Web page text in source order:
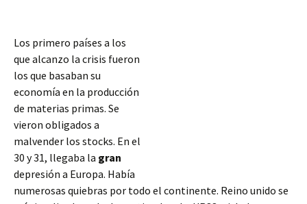
Los primero países a los
que alcanzo la crisis fueron
los que basaban su
economía en la producción
de materias primas. Se
vieron obligados a
malvender los stocks. En el
30 y 31, llegaba la gran
depresión a Europa. Había
numerosas quiebras por todo el continente. Reino unido se